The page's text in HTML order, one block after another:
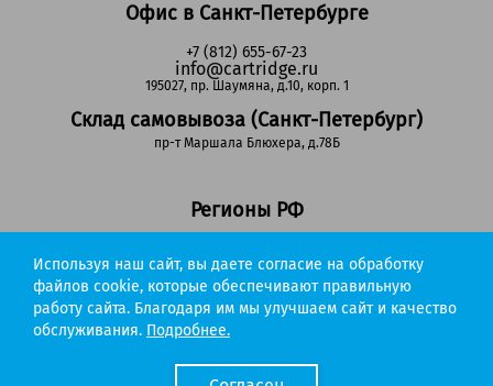
Офис в Санкт-Петербурге
+7 (812) 655-67-23
info@cartridge.ru
195027, пр. Шаумяна, д.10, корп. 1
Склад самовывоза (Санкт-Петербург)
пр-т Маршала Блюхера, д.78Б
Регионы РФ
(звонок бесплатный)
info@cartridge.ru
Cartridge.ru 2012-2026. Все права защищены
Используя наш сайт, вы даете согласие на обработку
файлов cookie, которые обеспечивают правильную
работу сайта. Благодаря им мы улучшаем сайт и качество
обслуживания. Подробнее.